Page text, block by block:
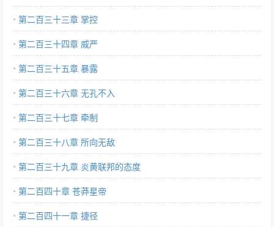
第二百三十三章 掌控
第二百三十四章 威严
第二百三十五章 暴露
第二百三十六章 无孔不入
第二百三十七章 牵制
第二百三十八章 所向无敌
第二百三十九章 炎黄联邦的态度
第二百四十章 苍莽星帝
第二百四十一章 捷径